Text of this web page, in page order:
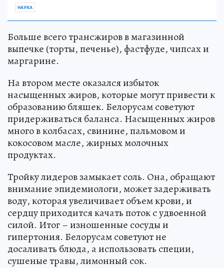
НАУКА
Больше всего трансжиров в магазинной
выпечке (торты, печенье), фастфуде, чипсах и
маргарине.
На втором месте оказался избыток
насыщенных жиров, которые могут привести к
образованию бляшек. Белорусам советуют
придерживаться баланса. Насыщенных жиров
много в колбасах, свинине, пальмовом и
кокосовом масле, жирных молочных
продуктах.
Тройку лидеров замыкает соль. Она, обращают
внимание эпидемиологи, может задерживать
воду, которая увеличивает объем крови, и
сердцу приходится качать поток с удвоенной
силой. Итог – изношенные сосуды и
гипертония. Белорусам советуют не
досаливать блюда, а использовать специи,
сушеные травы, лимонный сок.